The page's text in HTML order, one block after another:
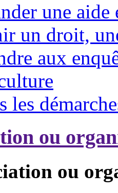
une aide
un droit,
aux
les
ou
ou